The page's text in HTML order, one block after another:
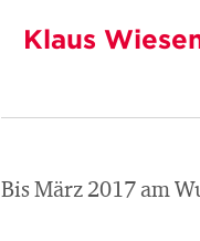
Klaus
Bis März 2017 am